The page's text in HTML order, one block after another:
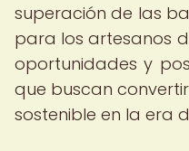
superación de las
para los artesanos
oportunidades y
que buscan
sostenible en la era